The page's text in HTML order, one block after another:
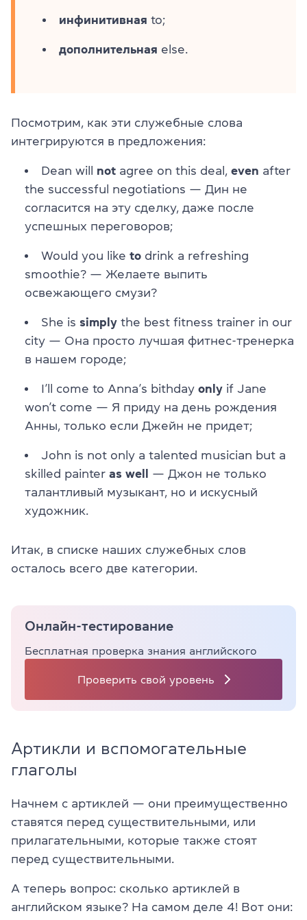
инфинитивная to;
дополнительная else.
Посмотрим, как эти служебные слова
интегрируются в предложения:
Dean will not agree on this deal, even after
the successful negotiations — Дин не
согласится на эту сделку, даже после
успешных переговоров;
Would you like to drink a refreshing
smoothie? — Желаете выпить
освежающего смузи?
She is simply the best fitness trainer in our
city — Она просто лучшая фитнес-тренерка
в нашем городе;
I’ll come to Anna’s bithday only if Jane
won’t come — Я приду на день рождения
Анны, только если Джейн не придет;
John is not only a talented musician but a
skilled painter as well
— Джон не только
талантливый музыкант, но и искусный
художник.
Итак, в списке наших служебных слов
осталось всего две категории.
Онлайн-тестирование
Бесплатная проверка знания английского
Проверить свой уровень
Артикли и вспомогательные
глаголы
Начнем с артиклей — они преимущественно
ставятся перед существительными, или
прилагательными, которые также стоят
перед существительными.
А теперь вопрос: сколько артиклей в
английском языке? На самом деле 4! Вот они: